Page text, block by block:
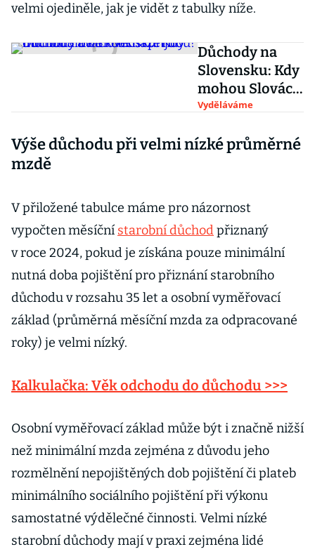
velmi ojediněle, jak je vidět z tabulky níže.
Důchody na
Slovensku: Kdy
mohou Slováci
odcházet do
kolik si přijdou?
Vyděláváme
Výše důchodu při velmi nízké průměrné
mzdě
V přiložené tabulce máme pro názornost
vypočten měsíční starobní důchodpřiznaný
v roce 2024, pokud je získána pouze minimální
nutná doba pojištění pro přiznání starobního
důchodu v rozsahu 35 let a osobní vyměřovací
základ (průměrná měsíční mzda za odpracované
roky) je velmi nízký.
Kalkulačka: Věk odchodu do důchodu >>>
Osobní vyměřovací základ může být i značně nižší
než minimální mzda zejména z důvodu jeho
rozmělnění nepojištěných dob pojištění či plateb
minimálního sociálního pojištění při výkonu
samostatné výdělečné činnosti. Velmi nízké
starobní důchody mají v praxi zejména lidé